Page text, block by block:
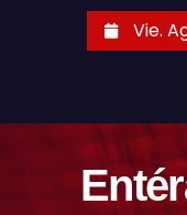
Vie.